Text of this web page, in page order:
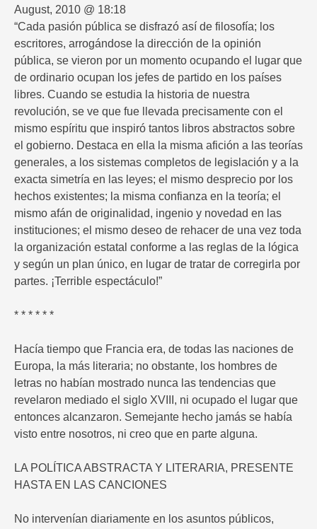
August, 2010 @ 18:18
“Cada pasión pública se disfrazó así de filosofía; los
escritores, arrogándose la dirección de la opinión
pública, se vieron por un momento ocupando el lugar que
de ordinario ocupan los jefes de partido en los países
libres. Cuando se estudia la historia de nuestra
revolución, se ve que fue llevada precisamente con el
mismo espíritu que inspiró tantos libros abstractos sobre
el gobierno. Destaca en ella la misma afición a las teorías
generales, a los sistemas completos de legislación y a la
exacta simetría en las leyes; el mismo desprecio por los
hechos existentes; la misma confianza en la teoría; el
mismo afán de originalidad, ingenio y novedad en las
instituciones; el mismo deseo de rehacer de una vez toda
la organización estatal conforme a las reglas de la lógica
y según un plan único, en lugar de tratar de corregirla por
partes. ¡Terrible espectáculo!”
* * * * * *
Hacía tiempo que Francia era, de todas las naciones de
Europa, la más literaria; no obstante, los hombres de
letras no habían mostrado nunca las tendencias que
revelaron mediado el siglo XVIII, ni ocupado el lugar que
entonces alcanzaron. Semejante hecho jamás se había
visto entre nosotros, ni creo que en parte alguna.
LA POLÍTICA ABSTRACTA Y LITERARIA, PRESENTE
HASTA EN LAS CANCIONES
No intervenían diariamente en los asuntos públicos,